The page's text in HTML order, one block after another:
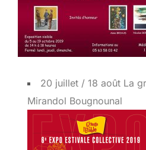
20 juillet / 18 août La
Mirandol Bougnounal